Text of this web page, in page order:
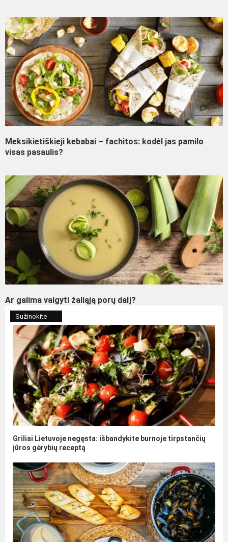
Meksikietiškieji kebabai – fachitos: kodėl jas pamilo
visas pasaulis?
Ar galima valgyti žaliąją porų dalį?
Sužinokite
Griliai Lietuvoje negęsta: išbandykite burnoje tirpstančių
jūros gėrybių receptą